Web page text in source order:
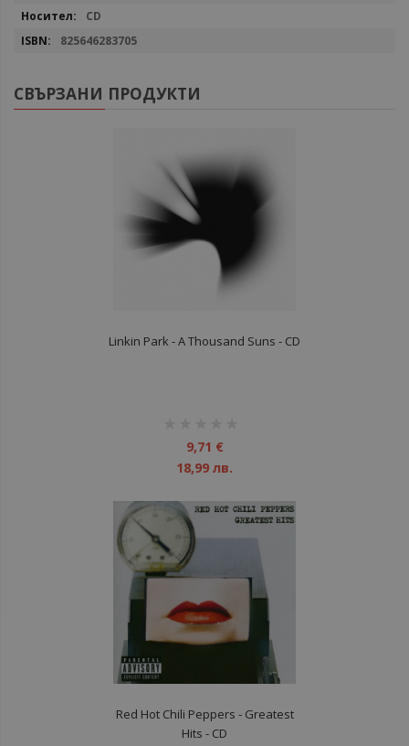
CD
825646283705
СВЪРЗАНИ ПРОДУКТИ
Linkin Park - A Thousand Suns - CD
9,71 €
18,99 лв.
Red Hot Chili Peppers ‎- Greatest
Hits - CD